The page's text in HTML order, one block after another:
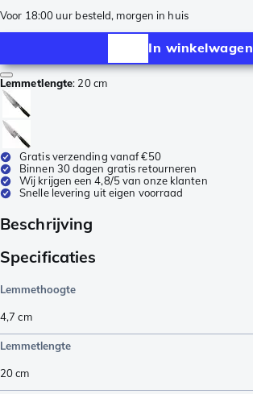
Voor 18:00 uur besteld, morgen in huis
In winkelwagen
Lemmetlengte: 20 cm
Gratis verzending vanaf €50
Binnen 30 dagen gratis retourneren
Wij krijgen een 4,8/5 van onze klanten
Snelle levering uit eigen voorraad
Beschrijving
Specificaties
Lemmethoogte
4,7 cm
Lemmetlengte
20cm